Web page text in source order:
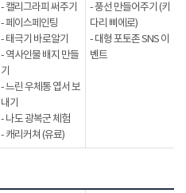
- 캘리그라피 써주기
- 페이스페인팅
- 태극기 바로알기
- 역사인물 배지 만들
기
- 느린 우체통 엽서 보
내기
- 나도 광복군 체험
- 캐리커쳐 (유료)
- 풍선 만들어주기 (키
다리 삐에로)
- 대형 포토존 SNS 이
벤트